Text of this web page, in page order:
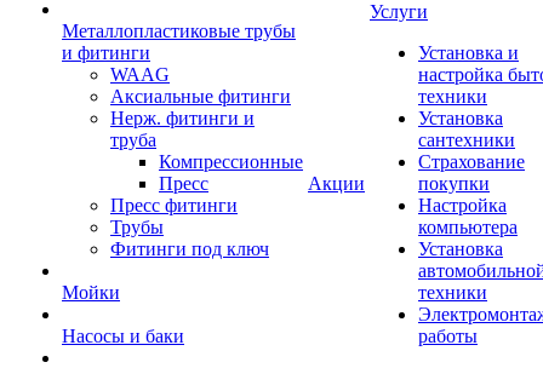
Металлопластиковые трубы
и фитинги
WAAG
Аксиальные фитинги
Нерж. фитинги и
труба
Компрессионные
Пресс
Пресс фитинги
Трубы
Фитинги под ключ
Мойки
Насосы и баки
Акции
Услуги
Установка и
настройка
техники
Установка
сантехники
Страхование
покупки
Настройка
компьютера
Установка
техники
работы